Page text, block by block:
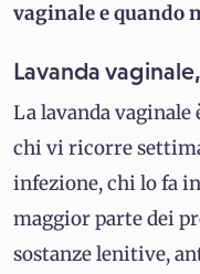
vaginale e quando
Lavanda
La lavanda vaginale
chi vi ricorre
infezione, chi lo fa
maggior parte dei
sostanze lenitive,